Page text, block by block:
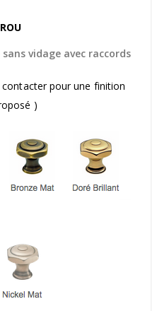
vidage avec raccords
pour une finition
)